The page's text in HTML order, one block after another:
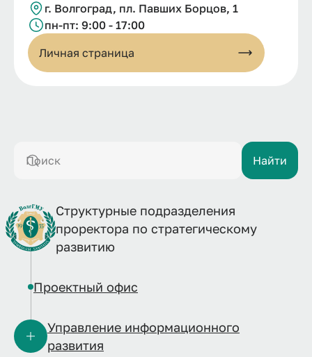
г. Волгоград, пл. Павших Борцов, 1
пн-пт: 9:00 - 17:00
Личная страница
Поиск Найти
Структурные подразделения
проректора по стратегическому
развитию
Проектный офис
Управление информационного
развития